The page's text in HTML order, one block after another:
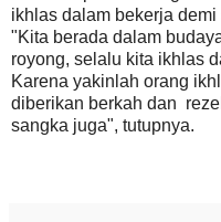
ikhlas dalam bekerja
"Kita berada dalam
royong, selalu kita ikhlas
Karena yakinlah orang
diberikan berkah dan
sangka juga", tutupnya.